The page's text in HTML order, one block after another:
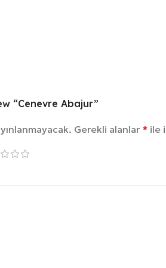
“Cenevre Abajur”
Gerekli alanlar * ile